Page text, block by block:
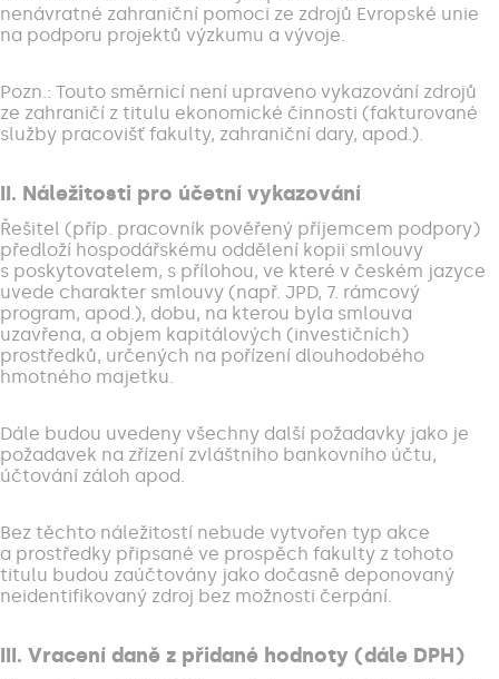
nenávratné zahraniční pomoci ze zdrojů Evropské unie
na podporu projektů výzkumu a vývoje.
Pozn.: Touto směrnicí není upraveno vykazování zdrojů
ze zahraničí z titulu ekonomické činnosti (fakturované
služby pracovišť fakulty, zahraniční dary, apod.).
II. Náležitosti pro účetní vykazování
Řešitel (příp. pracovník pověřený příjemcem podpory)
předloží hospodářskému oddělení kopii smlouvy
s poskytovatelem, s přílohou, ve které v českém jazyce
uvede charakter smlouvy (např. JPD, 7. rámcový
program, apod.), dobu, na kterou byla smlouva
uzavřena, a objem kapitálových (investičních)
prostředků, určených na pořízení dlouhodobého
hmotného majetku.
Dále budou uvedeny všechny další požadavky jako je
požadavek na zřízení zvláštního bankovního účtu,
účtování záloh apod.
Bez těchto náležitostí nebude vytvořen typ akce
a prostředky připsané ve prospěch fakulty z tohoto
titulu budou zaúčtovány jako dočasně deponovaný
neidentifikovaný zdroj bez možnosti čerpání.
III. Vracení daně z přidané hodnoty (dále DPH)